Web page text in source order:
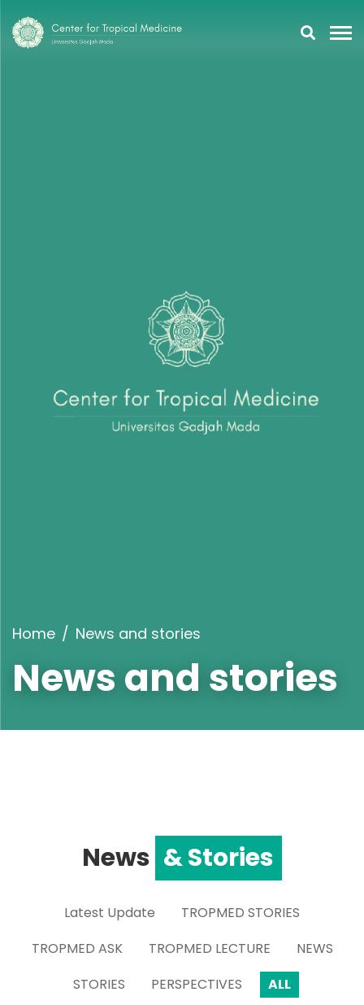
Home News and stories
News and stories
News & Stories
Latest Update
TROPMED STORIES
TROPMED ASK
TROPMED LECTURE
NEWS
STORIES
PERSPECTIVES ALL